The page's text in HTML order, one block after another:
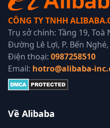
CÔNG TY TNHH
Trụ sở chính: Tầng 19, Toà
Đường Lê Lợi, P. Bến
Điện thoại: 0987258510
Email: hotro@alibaba-
Về Alibaba